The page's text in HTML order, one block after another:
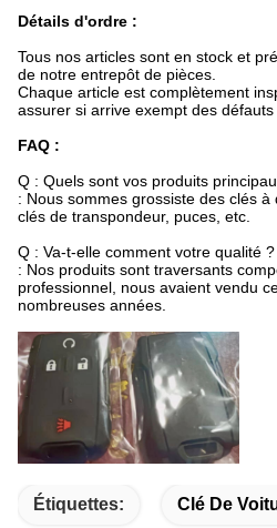
Détails d'ordre :
Tous nos articles sont en stock et
de notre entrepôt de pièces.
Chaque article est complètement
assurer si arrive exempt des
FAQ :
Q : Quels sont vos produits
: Nous sommes grossiste des clés à
clés de transpondeur, puces, etc.
Q : Va-t-elle comment votre qualité ?
: Nos produits sont traversants
professionnel, nous avaient vendu
nombreuses années.
Étiquettes: Clé De